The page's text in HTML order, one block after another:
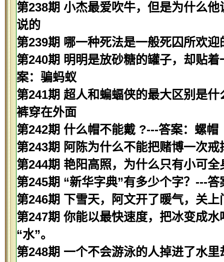
第238期 小杰最爱吹牛，但是为什么
说的
第239期 哪一种死法是一般死囚所欢
第240期 明明是放砂糖的罐子，却贴
案：骗蚂蚁
第241期 超人和蝙蝠侠的最大区别是
裤穿在外面
第242期 什么帽不能戴 ?---答案：螺帽
第243期 阿陈为什么不能把赌博一次
第244期 艳阳高照，为什么只有小可
第245期 “新华字典”有多少个字？---答
第246期 下雪天，阿文开了暖气，关
第247期 你能以最快速度，把冰变成
“水”。
第248期 一个不会游泳的人掉进了水